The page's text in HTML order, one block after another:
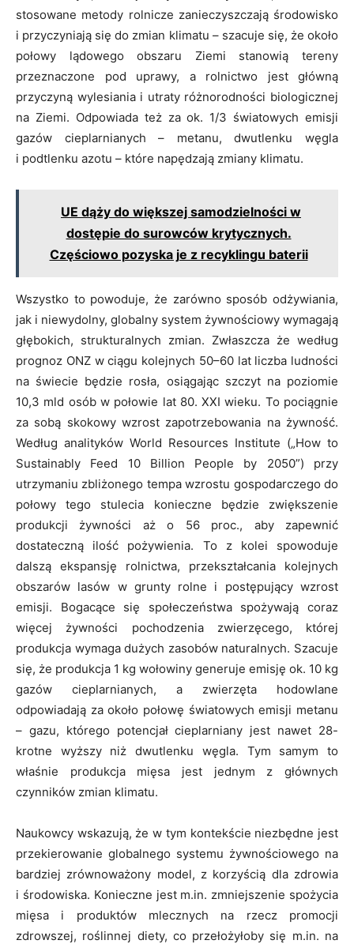
stosowane metody rolnicze zanieczyszczają środowisko
i przyczyniają się do zmian klimatu – szacuje się, że około
połowy lądowego obszaru Ziemi stanowią tereny
przeznaczone pod uprawy, a rolnictwo jest główną
przyczyną wylesiania i utraty różnorodności biologicznej
na Ziemi. Odpowiada też za ok. 1/3 światowych emisji
gazów cieplarnianych – metanu, dwutlenku węgla
i podtlenku azotu – które napędzają zmiany klimatu.
UE dąży do większej samodzielności w
dostępie do surowców krytycznych.
Częściowo pozyska je z recyklingu baterii
Wszystko to powoduje, że zarówno sposób odżywiania,
jak i niewydolny, globalny system żywnościowy wymagają
głębokich, strukturalnych zmian. Zwłaszcza że według
prognoz ONZ w ciągu kolejnych 50–60 lat liczba ludności
na świecie będzie rosła, osiągając szczyt na poziomie
10,3 mld osób w połowie lat 80. XXI wieku. To pociągnie
za sobą skokowy wzrost zapotrzebowania na żywność.
Według analityków World Resources Institute („How to
Sustainably Feed 10 Billion People by 2050”) przy
utrzymaniu zbliżonego tempa wzrostu gospodarczego do
połowy tego stulecia konieczne będzie zwiększenie
produkcji żywności aż o 56 proc., aby zapewnić
dostateczną ilość pożywienia. To z kolei spowoduje
dalszą ekspansję rolnictwa, przekształcania kolejnych
obszarów lasów w grunty rolne i postępujący wzrost
emisji. Bogacące się społeczeństwa spożywają coraz
więcej żywności pochodzenia zwierzęcego, której
produkcja wymaga dużych zasobów naturalnych. Szacuje
się, że produkcja 1 kg wołowiny generuje emisję ok. 10 kg
gazów cieplarnianych, a zwierzęta hodowlane
odpowiadają za około połowę światowych emisji metanu
– gazu, którego potencjał cieplarniany jest nawet 28-
krotne wyższy niż dwutlenku węgla. Tym samym to
właśnie produkcja mięsa jest jednym z głównych
czynników zmian klimatu.
Naukowcy wskazują, że w tym kontekście niezbędne jest
przekierowanie globalnego systemu żywnościowego na
bardziej zrównoważony model, z korzyścią dla zdrowia
i środowiska. Konieczne jest m.in. zmniejszenie spożycia
mięsa i produktów mlecznych na rzecz promocji
zdrowszej, roślinnej diety, co przełożyłoby się m.in. na